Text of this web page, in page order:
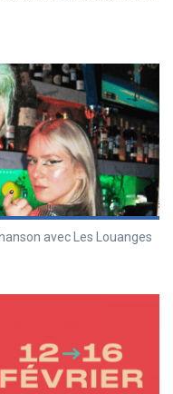
avec Les Louanges